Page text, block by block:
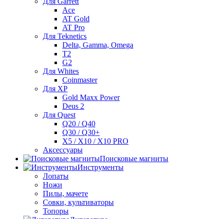
Ace
AT Gold
AT Pro
Для Teknetics
Delta, Gamma, Omega
Т2
G2
Для Whites
Coinmaster
Для XP
Gold Maxx Power
Deus 2
Для Quest
Q20 / Q40
Q30 / Q30+
X5 / X10 / X10 PRO
Аксессуары
Поисковые магниты
Инструменты
Лопаты
Ножи
Пилы, мачете
Совки, культиваторы
Топоры